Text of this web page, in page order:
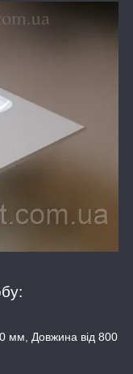
мм, Довжина від 800